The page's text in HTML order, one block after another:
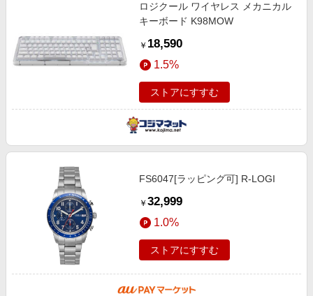
ロジクール ワイヤレス メカニカル
キーボード K98MOW
￥ 18,590
1.5%
ストアにすすむ
FS6047[ラッピング可] R-LOGI
￥ 32,999
1.0%
ストアにすすむ